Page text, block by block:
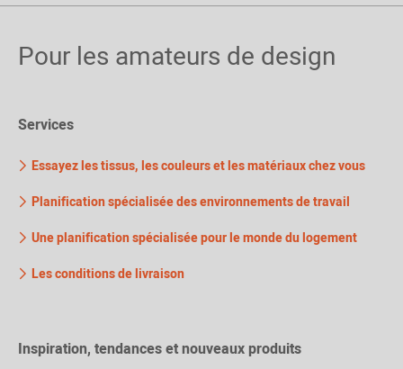
Pour les amateurs de design
Services
Essayez les tissus, les couleurs et les matériaux chez vous
Planification spécialisée des environnements de travail
Une planification spécialisée pour le monde du logement
Les conditions de livraison
Inspiration, tendances et nouveaux produits